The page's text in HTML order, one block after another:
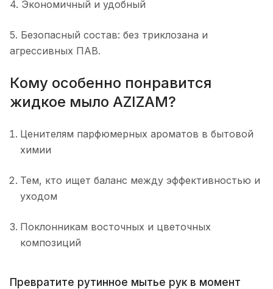
4. Экономичный и удобный
5. Безопасный состав: без триклозана и
агрессивных ПАВ.
Кому особенно понравится
жидкое мыло AZIZAM?
Ценителям парфюмерных ароматов в бытовой
химии
Тем, кто ищет баланс между эффективностью и
уходом
Поклонникам восточных и цветочных
композиций
Превратите рутинное мытье рук в момент